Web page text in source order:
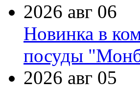
2026 авг 06
Новинка в
посуды
2026 авг 05